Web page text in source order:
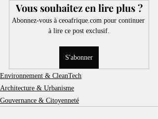
Vous souhaitez en lire plus ?
Abonnez-vous à ceoafrique.com pour continuer
à lire ce post exclusif.
S'abonner
Environnement & CleanTech
Architecture & Urbanisme
Gouvernance & Citoyenneté